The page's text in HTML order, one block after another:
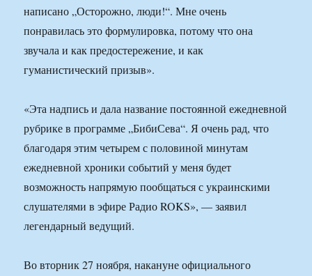
написано „Осторожно, люди!“. Мне очень
понравилась это формулировка, потому что она
звучала и как предостережение, и как
гуманистический призыв».
«Эта надпись и дала название постоянной ежедневной
рубрике в программе „БибиСева“. Я очень рад, что
благодаря этим четырем с половиной минутам
ежедневной хроники событий у меня будет
возможность напрямую пообщаться с украинскими
слушателями в эфире Радио ROKS», — заявил
легендарный ведущий.
Во вторник 27 ноября, накануне официального